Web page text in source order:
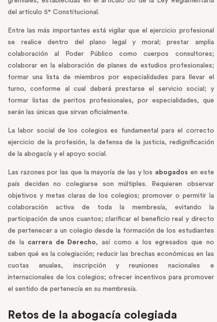
del artículo 5° Constitucional.
Entre las más importantes está vigilar que el ejercicio profesional
se realice dentro del plano legal y moral; prestar amplia
colaboración al Poder Público como cuerpos consultores;
colaborar en la elaboración de planes de estudios profesionales;
formar una lista de miembros por especialidades para llevar el
turno, conforme al cual deberá prestarse el servicio social; y
formar listas de peritos profesionales, por especialidades, que
serán las únicas que sirvan oficialmente.
La labor social de los colegios es fundamental para el correcto
ejercicio de la profesión, la defensa de la justicia, redignificación
de la abogacía y el apoyo social.
Las razones por las que la mayoría de las y los abogados en este
país deciden no colegiarse son múltiples. Requieren observar
objetivos y metas claras de los colegios; promover o permitir la
colaboración activa de toda la membresía, evitando la
participación de unos cuantos; clarificar el beneficio real y directo
de pertenecer a un colegio desde la formación de los estudiantes
de la carrera de Derecho, así como a los egresados que no
saben qué es la colegiación; reducir las brechas económicas en las
cuotas anuales, inscripción y reuniones nacionales e
internacionales de los colegios; ofrecer incentivos para promover
el sentido de pertenecía en su membresía.
Retos de la abogacía colegiada